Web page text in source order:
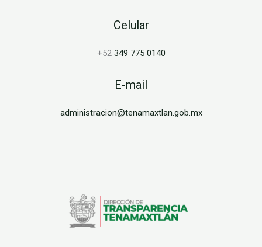
Celular
+52 349 775 0140
E-mail
administracion@tenamaxtlan.gob.mx